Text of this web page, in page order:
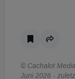
© Cachalot
Juni 2026 -